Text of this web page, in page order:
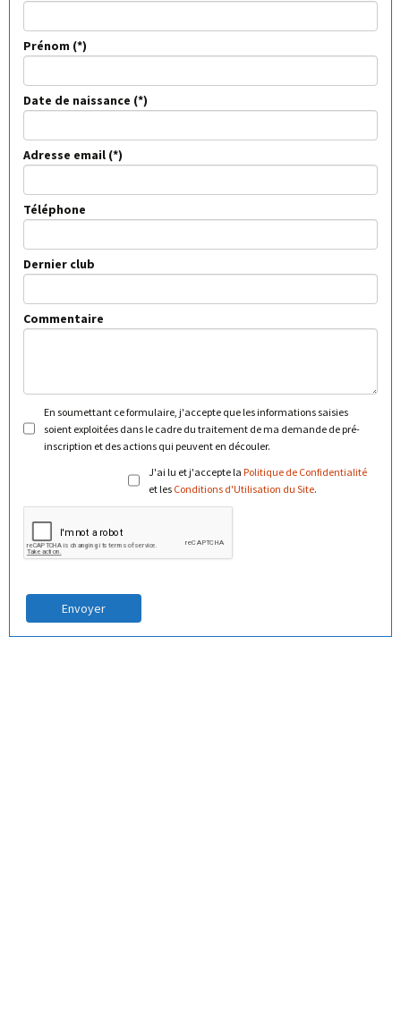
Prénom
Date de naissance
Adresse email
Téléphone
Dernier club
Commentaire
En soumettant ce formulaire, j'accepte que les informations saisies
soient exploitées dans le cadre du traitement de ma demande de pré-
inscription et des actions qui peuvent en découler.
J'ai lu et j'accepte la Politique de Confidentialité
et les Conditions d'Utilisation du Site.
Envoyer